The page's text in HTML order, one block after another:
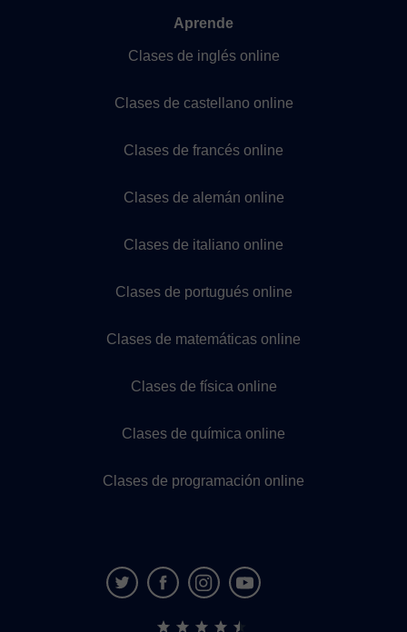
Aprende
Clases de inglés online
Clases de castellano online
Clases de francés online
Clases de alemán online
Clases de italiano online
Clases de portugués online
Clases de matemáticas online
Clases de física online
Clases de química online
Clases de programación online